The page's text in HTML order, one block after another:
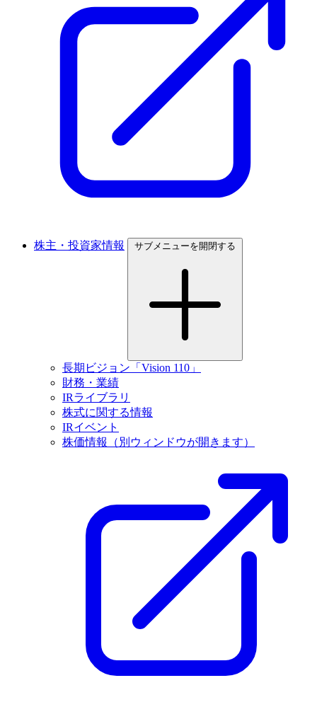
株主・投資家情報 サブメニューを開閉する
長期ビジョン「Vision 110」
財務・業績
IRライブラリ
株式に関する情報
IRイベント
株価情報
（別ウィンドウが開きます）